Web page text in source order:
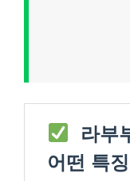
라부
어떤 특